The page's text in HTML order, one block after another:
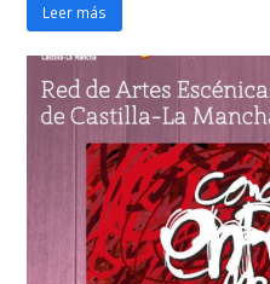
Leer más